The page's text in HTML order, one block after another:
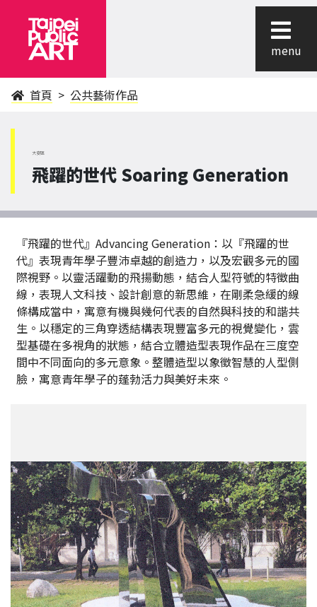
menu
首頁 公共藝術作品
大安區
飛躍的世代 Soaring Generation
『飛躍的世代』Advancing Generation：以『飛躍的世
代』表現青年學子豐沛卓越的創造力，以及宏觀多元的國
際視野。以靈活躍動的飛揚動態，結合人型符號的特徵曲
線，表現人文科技、設計創意的新思維，在剛柔急緩的線
條構成當中，寓意有機與幾何代表的自然與科技的和諧共
生。以穩定的三角穿透結構表現豐富多元的視覺變化，雲
型基礎在多視角的狀態，結合立體造型表現作品在三度空
間中不同面向的多元意象。整體造型以象徵智慧的人型側
臉，寓意青年學子的蓬勃活力與美好未來。